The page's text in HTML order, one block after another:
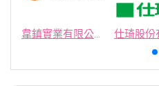
韋鎮實業有限公司